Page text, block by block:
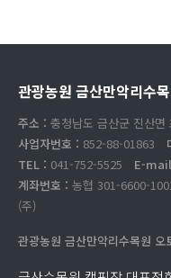
관광농원 금산만악리수
주소 : 충청남도 금산군 진산
사업자번호 : 852-88-01863
TEL : 041-752-5525 E-
계좌번호 : 농협 301-6600-
(주)
관광농원 금산만악리수목원 오